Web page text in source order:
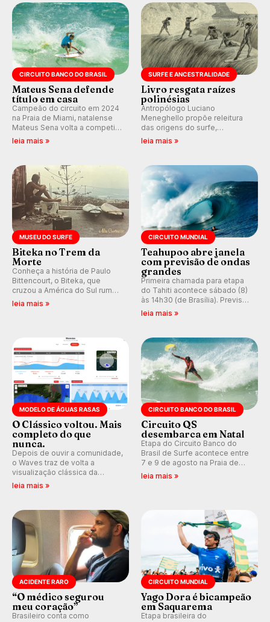
CIRCUITO BANCO DO BRASIL
Mateus Sena defende
título em casa
Campeão do circuito em 2024
na Praia de Miami, natalense
Mateus Sena volta a competir
em casa em busca de manter a
leia mais »
SURFE E ANCESTRALIDADE
Livro resgata raízes
polinésias
Antropólogo Luciano
Meneghello propõe releitura
das origens do surfe,
resgatando a cultura polinésia
prática em esporte e indústria.
leia mais »
MUSEU DO SURFE
Biteka no Trem da
Morte
Conheça a história de Paulo
Bittencourt, o Biteka, que
cruzou a América do Sul rumo
ao Pacífico em uma jornada
leia mais »
CIRCUITO MUNDIAL
Teahupoo abre janela
com previsão de ondas
grandes
Primeira chamada para etapa
do Tahiti acontece sábado (8)
às 14h30 (de Brasília). Previsão
indica swell consistente.
Kelly Slater convidado.
leia mais »
MODELO DE ÁGUAS RASAS
O Clássico voltou. Mais
completo do que
nunca.
Depois de ouvir a comunidade,
o Waves traz de volta a
visualização clássica da
previsão de águas rasas,
ondas para até 16 dias.
leia mais »
CIRCUITO BANCO DO BRASIL
Circuito QS
desembarca em Natal
Etapa do Circuito Banco do
Brasil de Surfe acontece entre
7 e 9 de agosto na Praia de
Miami (RN), em disputas
leia mais »
ACIDENTE RARO
“O médico segurou
meu coração”
Brasileiro conta como
CIRCUITO MUNDIAL
Yago Dora é bicampeão
em Saquarema
Etapa brasileira do